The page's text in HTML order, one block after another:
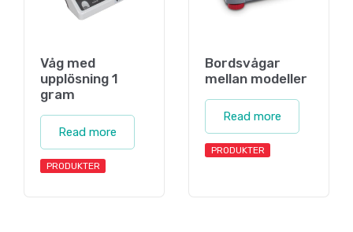
Våg med
upplösning 1
gram
Read more
PRODUKTER
Bordsvågar
mellan modeller
Read more
PRODUKTER